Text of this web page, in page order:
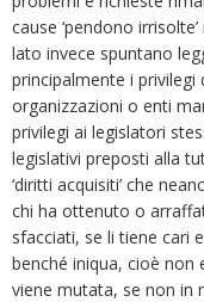
cause ‘pendono
lato invece spuntano
principalmente i
organizzazioni o enti
privilegi ai legislatori
legislativi preposti alla
‘diritti acquisiti’ che
chi ha ottenuto o
sfacciati, se li tiene cari
benché iniqua, cioè
viene mutata, se non in